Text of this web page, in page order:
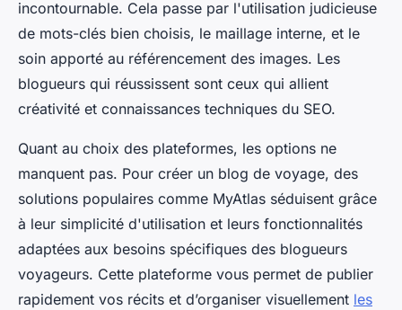
incontournable. Cela passe par l'utilisation judicieuse
de mots-clés bien choisis, le maillage interne, et le
soin apporté au référencement des images. Les
blogueurs qui réussissent sont ceux qui allient
créativité et connaissances techniques du SEO.
Quant au choix des plateformes, les options ne
manquent pas. Pour créer un blog de voyage, des
solutions populaires comme MyAtlas séduisent grâce
à leur simplicité d'utilisation et leurs fonctionnalités
adaptées aux besoins spécifiques des blogueurs
voyageurs. Cette plateforme vous permet de publier
rapidement vos récits et d’organiser visuellement les